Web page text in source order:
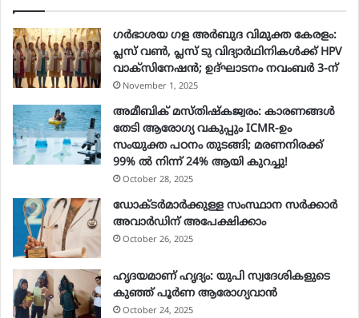
m
a
i
l
a
d
d
r
ഗർഭാശയ ഗള അർബുദ വിമുക്ത കേരളം:
പ്ലസ് വൺ, പ്ലസ് ടു വിദ്യാർഥിനികൾക്ക് HPV
വാക്‌സിനേഷൻ; ഉദ്ഘാടനം നവംബർ 3-ന്
November 1, 2025
അമീബിക് മസ്തിഷ്കജ്വരം: കാരണങ്ങൾ
തേടി ആരോഗ്യ വകുപ്പും ICMR-ഉം
സംയുക്ത പഠനം തുടങ്ങി; മരണനിരക്ക്
99% ൽ നിന്ന് 24% ആയി കുറച്ചു!
October 28, 2025
ഡോക്ടർമാർക്കുള്ള സംസ്ഥാന സർക്കാർ
അവാർഡിന് അപേക്ഷിക്കാം
October 26, 2025
ഹൃദയമാണ് ഹൃദ്യം: യുപി സ്വദേശികളുടെ
കുഞ്ഞ് പൂര്‍ണ ആരോഗ്യവാന്‍
October 24, 2025